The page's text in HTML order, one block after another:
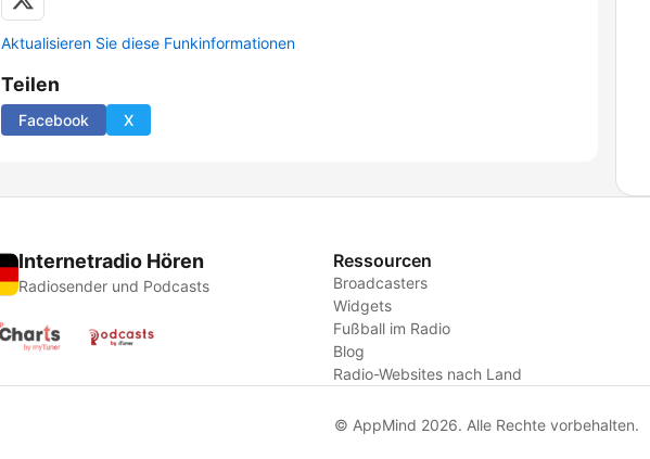
Aktualisieren Sie diese Funkinformationen
Teilen
Facebook X
Internetradio Hören
Radiosender und Podcasts
Ressourcen
Broadcasters
Widgets
Fußball im Radio
Blog
Radio-Websites nach Land
© AppMind 2026. Alle Rechte vorbehalten.